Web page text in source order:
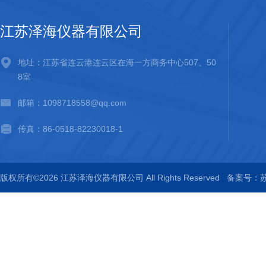
江苏泽海仪器有限公司
地址：江苏省连云港连云区在海一方商务中心507、50
8室
邮箱：1098718558@qq.com
传真：86-0518-82230018-1
版权所有©2026 江苏泽海仪器有限公司 All Rights Reserved 备案号：